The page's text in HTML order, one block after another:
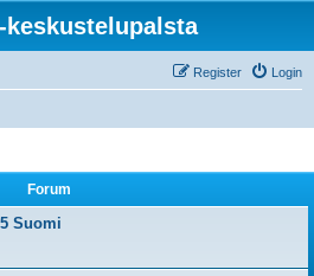
keskustelupalsta
Login
Register
Forum
Suomi